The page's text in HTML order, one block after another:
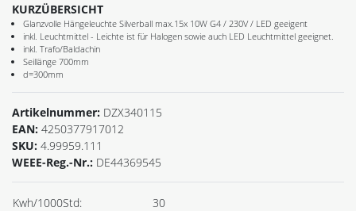
KURZÜBERSICHT
Glanzvolle Hängeleuchte Silverball max.15x 10W G4 / 230V / LED geeigent
inkl. Leuchtmittel - Leichte ist für Halogen sowie auch LED Leuchtmittel geeignet.
inkl. Trafo/Baldachin
Seillänge 700mm
d=300mm
Artikelnummer: DZX340115
EAN: 4250377917012
SKU: 4.99959.111
WEEE-Reg.-Nr.: DE44369545
Kwh/1000Std:
30